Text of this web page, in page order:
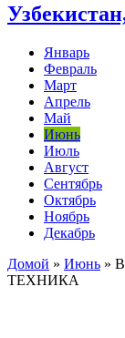
Январь
Февраль
Март
Апрель
Май
Июнь
Июль
Август
Сентябрь
Октябрь
Ноябрь
Декабрь
Домой » Июнь »
ТЕХНИКА